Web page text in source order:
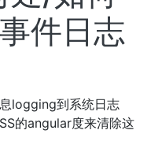
件日志
logging到系统日志
的angular度来清除这